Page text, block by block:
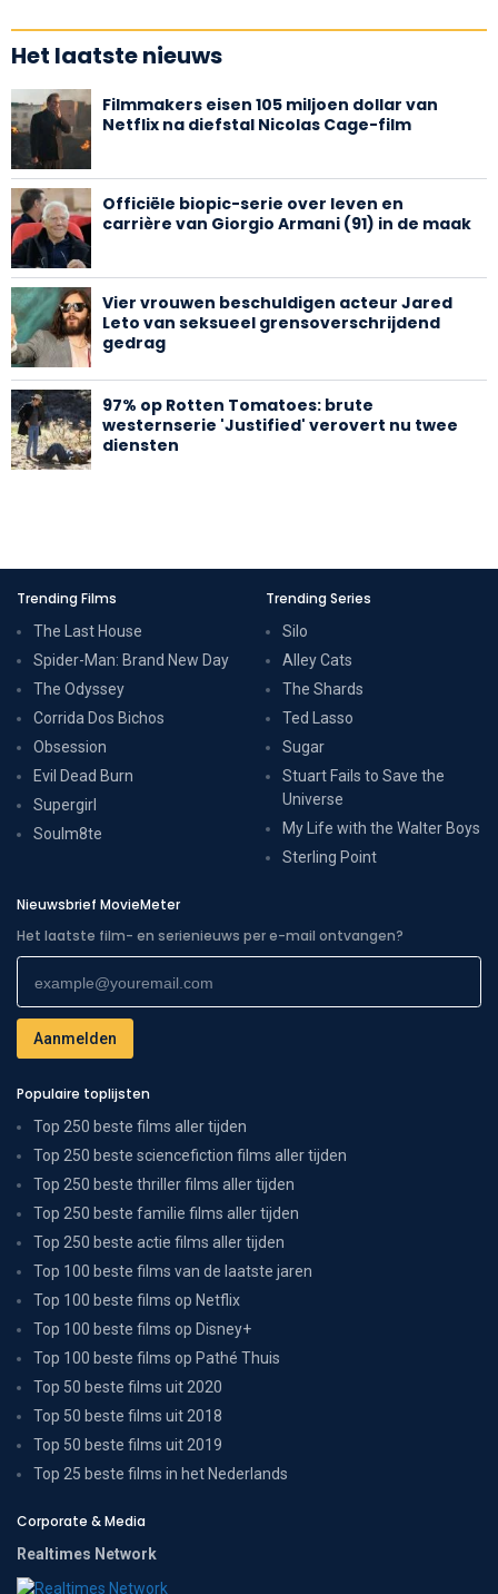
Het laatste nieuws
Filmmakers eisen 105 miljoen dollar van
Netflix na diefstal Nicolas Cage-film
Officiële biopic-serie over leven en
carrière van Giorgio Armani (91) in de maak
Vier vrouwen beschuldigen acteur Jared
Leto van seksueel grensoverschrijdend
gedrag
97% op Rotten Tomatoes: brute
westernserie 'Justified' verovert nu twee
diensten
Trending Films
The Last House
Spider-Man: Brand New Day
The Odyssey
Corrida Dos Bichos
Obsession
Evil Dead Burn
Supergirl
Soulm8te
Trending Series
Silo
Alley Cats
The Shards
Ted Lasso
Sugar
Stuart Fails to Save the
Universe
My Life with the Walter Boys
Sterling Point
Nieuwsbrief MovieMeter
Het laatste film- en serienieuws per e-mail ontvangen?
Populaire toplijsten
Top 250 beste films aller tijden
Top 250 beste sciencefiction films aller tijden
Top 250 beste thriller films aller tijden
Top 250 beste familie films aller tijden
Top 250 beste actie films aller tijden
Top 100 beste films van de laatste jaren
Top 100 beste films op Netflix
Top 100 beste films op Disney+
Top 100 beste films op Pathé Thuis
Top 50 beste films uit 2020
Top 50 beste films uit 2018
Top 50 beste films uit 2019
Top 25 beste films in het Nederlands
Corporate & Media
Realtimes Network